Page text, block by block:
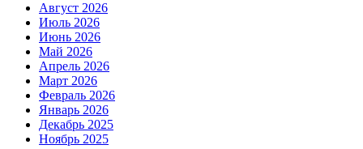
Август 2026
Июль 2026
Июнь 2026
Май 2026
Апрель 2026
Март 2026
Февраль 2026
Январь 2026
Декабрь 2025
Ноябрь 2025